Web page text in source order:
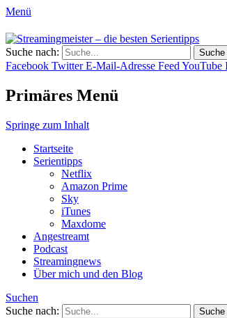
Menü
Streamingmeister – die
Hol dir die besten Serientipps,
Suche nach:
Facebook Twitter E-Mail-Adresse FeedYouTube
Primäres Menü
Springe zum Inhalt
Startseite
Serientipps
Netflix
Amazon Prime
Sky
iTunes
Maxdome
Angestreamt
Podcast
Streamingnews
Über mich und den Blog
Suchen
Suche nach: